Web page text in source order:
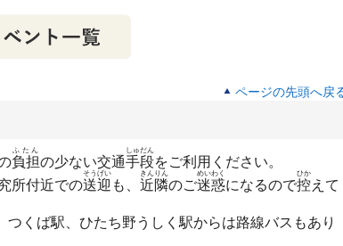
ページの先頭へ戻
負担
ふたん
の少ない交通手段
しゅだん
をご利用ください。
所付近での送迎
そうげい
も、 近隣
きんりん
のご迷惑
めいわく
になるので控
ひか
えて
つくば駅、ひたち野うしく駅からは路線バスもあり